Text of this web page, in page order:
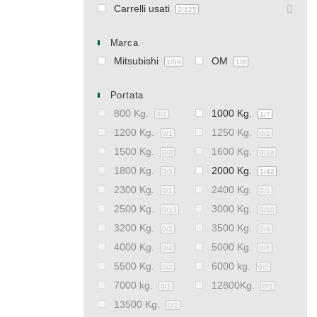
Carrelli usati 2/125
Marca
Mitsubishi 1/69 OM 1/8
Portata
800 Kg. 0/1 1000 Kg. 1/7
1200 Kg. 0/1 1250 Kg. 0/1
1500 Kg. 0/3 1600 Kg. 0/19
1800 Kg. 0/3 2000 Kg. 1/42
2300 Kg. 0/1 2400 Kg. 0/1
2500 Kg. 0/13 3000 Kg. 0/10
3200 Kg. 0/2 3500 Kg. 0/4
4000 Kg. 0/4 5000 Kg. 0/6
5500 Kg. 0/2 6000 kg. 0/2
7000 kg. 0/1 12800Kg. 0/1
13500 Kg. 0/1